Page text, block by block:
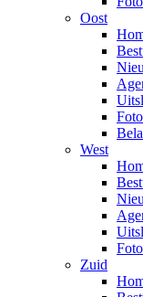
Oost
West
Zuid